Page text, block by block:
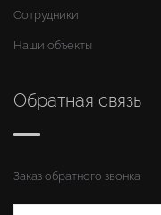
Сотрудники
Наши объекты
Обратная связь
Заказ обратного звонка